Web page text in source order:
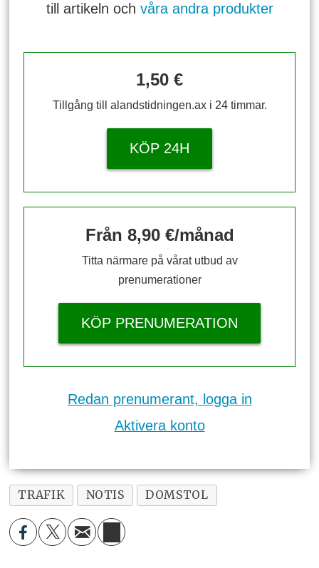
till artikeln och våra andra produkter
1,50 €
Tillgång till alandstidningen.ax i 24 timmar.
KÖP 24H
Från 8,90 €/månad
Titta närmare på vårat utbud av
prenumerationer
KÖP PRENUMERATION
Redan prenumerant, logga in
Aktivera konto
TRAFIK NOTIS DOMSTOL